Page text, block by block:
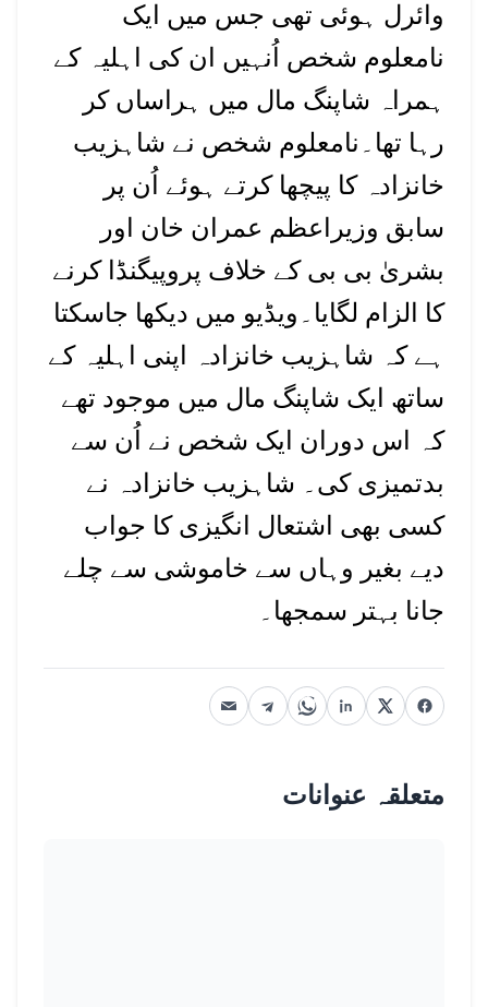
وائرل ہوئی تھی جس میں ایک
نامعلوم شخص اُنہیں ان کی اہلیہ کے
ہمراہ شاپنگ مال میں ہراساں کر
رہا تھا۔نامعلوم شخص نے شاہزیب
خانزادہ کا پیچھا کرتے ہوئے اُن پر
سابق وزیراعظم عمران خان اور
بشریٰ بی بی کے خلاف پروپیگنڈا کرنے
کا الزام لگایا۔ویڈیو میں دیکھا جاسکتا
ہے کہ شاہزیب خانزادہ اپنی اہلیہ کے
ساتھ ایک شاپنگ مال میں موجود تھے
کہ اس دوران ایک شخص نے اُن سے
بدتمیزی کی۔ شاہزیب خانزادہ نے
کسی بھی اشتعال انگیزی کا جواب
دیے بغیر وہاں سے خاموشی سے چلے
جانا بہتر سمجھا۔
متعلقہ عنوانات